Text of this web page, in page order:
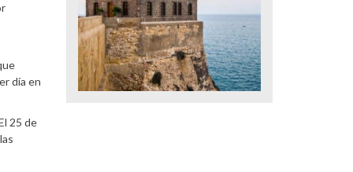
día en
25 de